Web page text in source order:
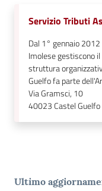
Servizio Tributi
Dal 1° gennaio
Imolese gestiscono
struttura
Guelfo fa parte
Via Gramsci, 10
40023Castel
Ultimo